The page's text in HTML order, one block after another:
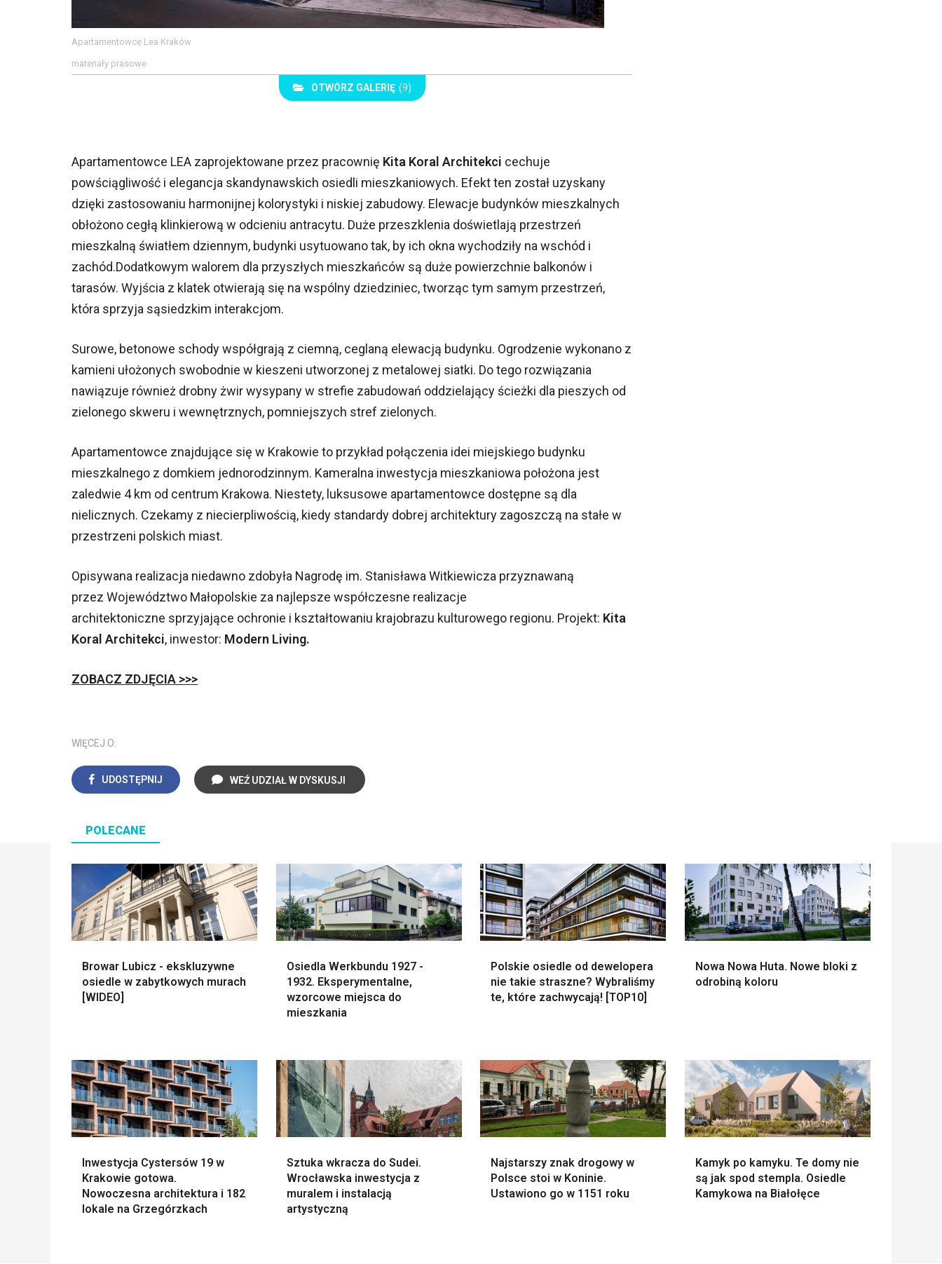
Apartamentowce Lea Kraków
materiały prasowe
OTWÓRZ GALERIĘ (9)
Apartamentowce LEA zaprojektowane przez pracownię Kita Koral Architekci cechuje
powściągliwość i elegancja skandynawskich osiedli mieszkaniowych. Efekt ten został uzyskany
dzięki zastosowaniu harmonijnej kolorystyki i niskiej zabudowy. Elewacje budynków mieszkalnych
obłożono cegłą klinkierową w odcieniu antracytu. Duże przeszklenia doświetlają przestrzeń
mieszkalną światłem dziennym, budynki usytuowano tak, by ich okna wychodziły na wschód i
zachód.Dodatkowym walorem dla przyszłych mieszkańców są duże powierzchnie balkonów i
tarasów. Wyjścia z klatek otwierają się na wspólny dziedziniec, tworząc tym samym przestrzeń,
która sprzyja sąsiedzkim interakcjom.
Surowe, betonowe schody współgrają z ciemną, ceglaną elewacją budynku. Ogrodzenie wykonano z
kamieni ułożonych swobodnie w kieszeni utworzonej z metalowej siatki. Do tego rozwiązania
nawiązuje również drobny żwir wysypany w strefie zabudowań oddzielający ścieżki dla pieszych od
zielonego skweru i wewnętrznych, pomniejszych stref zielonych.
Apartamentowce znajdujące się w Krakowie to przykład połączenia idei miejskiego budynku
mieszkalnego z domkiem jednorodzinnym. Kameralna inwestycja mieszkaniowa położona jest
zaledwie 4 km od centrum Krakowa. Niestety, luksusowe apartamentowce dostępne są dla
nielicznych. Czekamy z niecierpliwością, kiedy standardy dobrej architektury zagoszczą na stałe w
przestrzeni polskich miast.
Opisywana realizacja niedawno zdobyła Nagrodę im. Stanisława Witkiewicza przyznawaną
przez Województwo Małopolskie za najlepsze współczesne realizacje
architektoniczne sprzyjające ochronie i kształtowaniu krajobrazu kulturowego regionu. Projekt: Kita
Koral Architekci, inwestor: Modern Living.
ZOBACZ ZDJĘCIA >>>
WIĘCEJ O:
UDOSTĘPNIJ WEŹ UDZIAŁ W DYSKUSJI
POLECANE
Browar Lubicz - ekskluzywne
osiedle w zabytkowych murach
[WIDEO]
Osiedla Werkbundu 1927 -
1932. Eksperymentalne,
wzorcowe miejsca do
mieszkania
Polskie osiedle od dewelopera
nie takie straszne? Wybraliśmy
te, które zachwycają! [TOP10]
Nowa Nowa Huta. Nowe bloki z
odrobiną koloru
Inwestycja Cystersów 19 w
Krakowie gotowa.
Nowoczesna architektura i 182
lokale na Grzegórzkach
Sztuka wkracza do Sudei.
Wrocławska inwestycja z
muralem i instalacją
artystyczną
Najstarszy znak drogowy w
Polsce stoi w Koninie.
Ustawiono go w 1151 roku
Kamyk po kamyku. Te domy nie
są jak spod stempla. Osiedle
Kamykowa na Białołęce